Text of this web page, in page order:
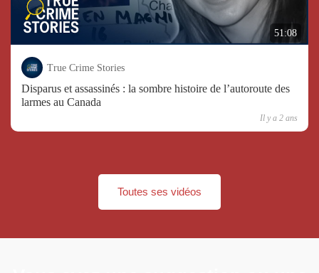
51:08
True Crime Stories
Disparus et assassinés : la sombre histoire de l’autoroute des
larmes au Canada
Il y a 2 ans
Toutes ses vidéos